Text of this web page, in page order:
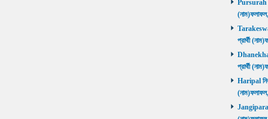
Pursurah
প্রার্থী
Dhanekhali
প্রার্থী
Haripal
Jangipara